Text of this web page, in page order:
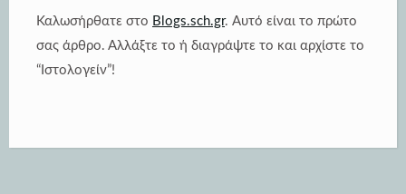
Καλωσήρθατε στο Blogs.sch.gr. Αυτό είναι το πρώτο
σας άρθρο. Αλλάξτε το ή διαγράψτε το και αρχίστε το
“Ιστολογείν”!